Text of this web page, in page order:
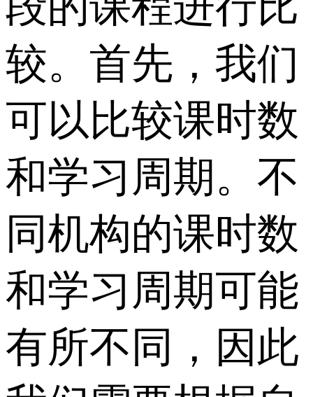
较。首先，我们
可以比较课时数
和学习周期。不
同机构的课时数
和学习周期可能
有所不同，因此